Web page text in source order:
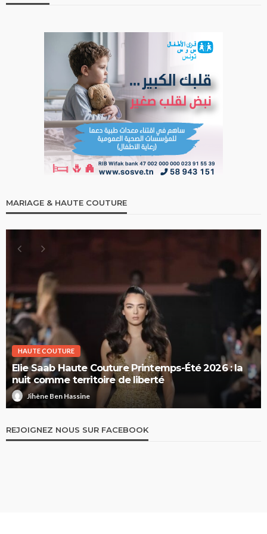
MARIAGE & HAUTE COUTURE
HAUTE COUTURE
Elie Saab Haute Couture Printemps-Été 2026 : la
nuit comme territoire de liberté
Jihène Ben Hassine
REJOIGNEZ NOUS SUR FACEBOOK